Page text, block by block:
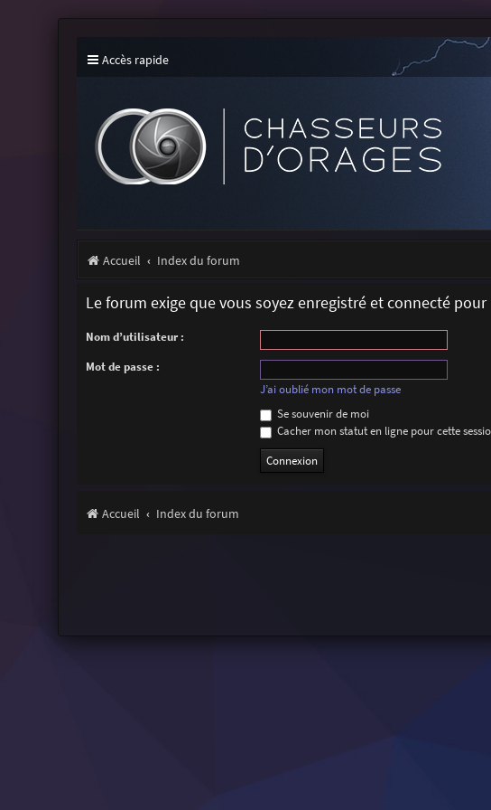
Accès rapide
Accueil Index du forum
Le forum exige que vous soyez enregistré et connecté
Nom d’utilisateur :
Mot de passe :
J’ai oublié mon mot de passe
Se souvenir de moi
Cacher mon statut en ligne pour cette
Accueil Index du forum